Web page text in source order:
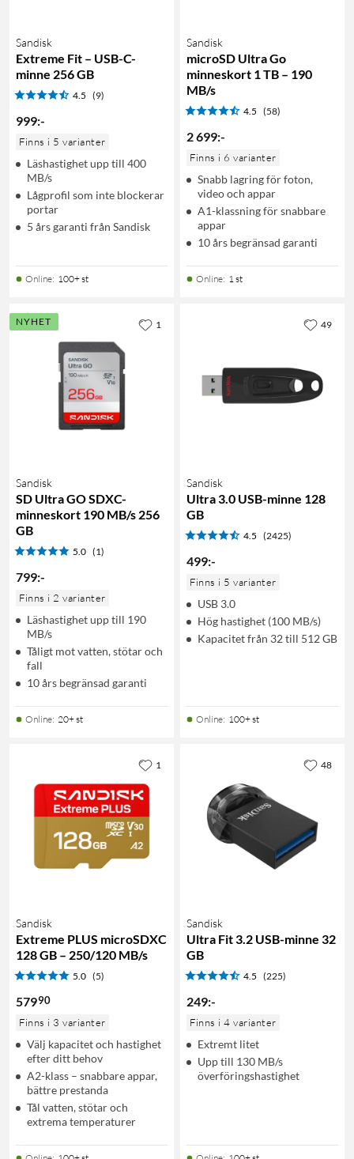
Sandisk
Extreme Fit – USB-C-
minne 256 GB
4.5 (9)
999:-
Finns i 5 varianter
Läshastighet upp till 400
MB/s
Lågprofil som inte blockerar
portar
5 års garanti från Sandisk
Online: 100+ st
Sandisk
microSD Ultra Go
minneskort 1 TB – 190
MB/s
4.5 (58)
2 699:-
Finns i 6 varianter
Snabb lagring för foton,
video och appar
A1-klassning för snabbare
appar
10 års begränsad garanti
Online: 1 st
NYHET
Sandisk
SD Ultra GO SDXC-
minneskort 190 MB/s 256
GB
5.0 (1)
799:-
Finns i 2 varianter
Läshastighet upp till 190
MB/s
Tåligt mot vatten, stötar och
fall
10 års begränsad garanti
Online: 20+ st
1
Sandisk
Ultra 3.0 USB-minne 128
GB
4.5 (2425)
499:-
Finns i 5 varianter
USB 3.0
Hög hastighet (100 MB/s)
Kapacitet från 32 till 512 GB
Online: 100+ st
49
Sandisk
Extreme PLUS microSDXC
128 GB – 250/120 MB/s
5.0 (5)
57990
Finns i 3 varianter
Välj kapacitet och hastighet
efter ditt behov
A2-klass – snabbare appar,
bättre prestanda
Tål vatten, stötar och
extrema temperaturer
1
Sandisk
Ultra Fit 3.2 USB-minne 32
GB
4.5 (225)
249:-
Finns i 4 varianter
Extremt litet
Upp till 130 MB/s
överföringshastighet
48